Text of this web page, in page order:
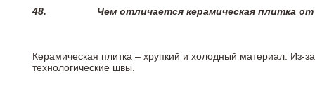
48. Чем отличается керамическая плитка
Керамическая плитка – хрупкий и холодный материал. Из-
технологические швы.